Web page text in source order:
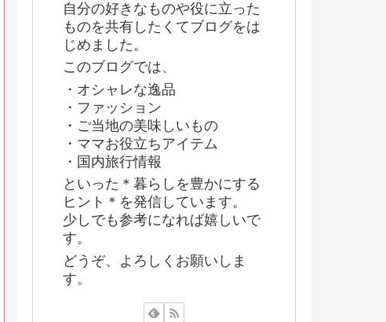
自分の好きなものや役に立った
ものを共有したくてブログをは
じめました。
このブログでは、
・オシャレな逸品
・ファッション
・ご当地の美味しいもの
・ママお役立ちアイテム
・国内旅行情報
といった＊暮らしを豊かにする
ヒント＊を発信しています。
少しでも参考になれば嬉しいで
す。
どうぞ、よろしくお願いしま
す。